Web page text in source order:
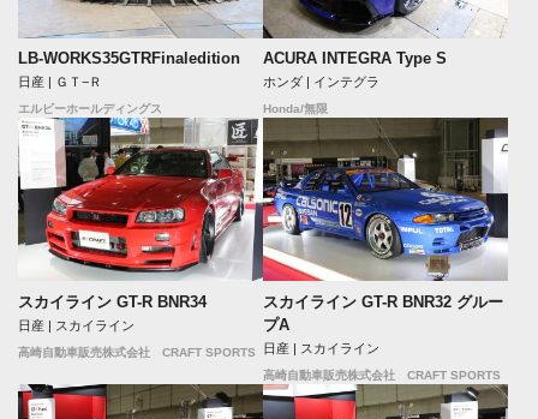
LB-WORKS35GTRFinaledition
日産 | ＧＴ−Ｒ
エルビーホールディングス
ACURA INTEGRA Type S
ホンダ | インテグラ
Honda/無限
スカイライン GT-R BNR34
日産 | スカイライン
高崎自動車販売株式会社 CRAFT SPORTS
スカイライン GT-R BNR32 グルー
プA
日産 | スカイライン
高崎自動車販売株式会社 CRAFT SPORTS